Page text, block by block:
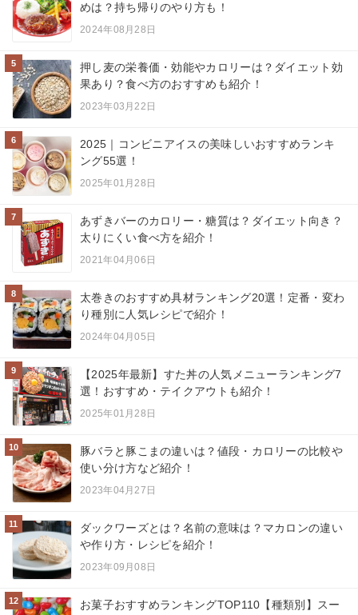
めは？持ち帰りのやり方も！
2024年08月28日
5
押し麦の栄養価・効能やカロリーは？ダイエット効
果あり？食べ方のおすすめも紹介！
2023年03月22日
6
2025｜コンビニアイスの美味しいおすすめランキ
ング55選！
2025年01月28日
7
あずきバーのカロリー・糖質は？ダイエット向き？
太りにくい食べ方を紹介！
2021年04月06日
8
太巻きのおすすめ具材ランキング20選！定番・変わ
り種別に人気レシピで紹介！
2024年04月05日
9
【2025年最新】すた丼の人気メニューランキング7
選！おすすめ・テイクアウトも紹介！
2025年01月28日
10
豚バラと豚こまの違いは？値段・カロリーの比較や
使い分け方など紹介！
2023年04月27日
11
ダックワーズとは？名前の意味は？マカロンの違い
や作り方・レシピを紹介！
2023年09月08日
12 お菓子おすすめランキングTOP110【種類別】スー